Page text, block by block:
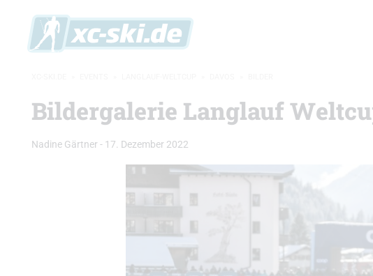
Bildergalerie Langlauf
Nadine Gärtner - 17. Dezember 2022